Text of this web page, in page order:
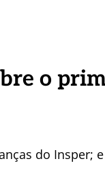
o
do Insper;